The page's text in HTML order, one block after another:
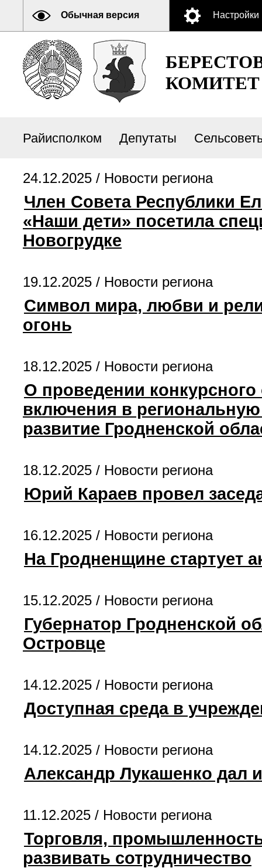
Обычная версия Настройки
КОМИТЕТ
Райисполком Депутаты
24.12.2025 / Новости региона
Член Совета Республики
«Наши дети» посетила
Новогрудке
19.12.2025 / Новости региона
Символ мира, любви и
огонь
18.12.2025 / Новости региона
О проведении
включения в
развитие Гродненской
18.12.2025 / Новости региона
Юрий Караев провел
16.12.2025 / Новости региона
На Гродненщине стартует
15.12.2025 / Новости региона
Губернатор Гродненской
Островце
14.12.2025 / Новости региона
Доступная среда в
14.12.2025 / Новости региона
Александр Лукашенко дал
11.12.2025 / Новости региона
Торговля,
развивать сотрудничество